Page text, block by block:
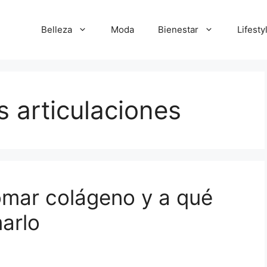
Belleza Moda Bienestar
articulaciones
colágeno y a qué